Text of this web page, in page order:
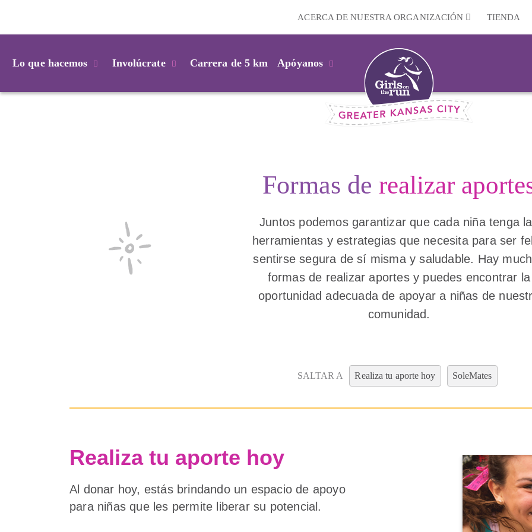
ACERCA DE NUESTRA ORGANIZACIÓN TIENDA
Lo que hacemos Involúcrate Carrera de 5 km Apóyanos
Formas de realizar
Juntos podemos garantizar que cada niña tenga
herramientas y estrategias que necesita para ser
sentirse segura de sí misma y saludable. Hay
formas de realizar aportes y puedes encontrar la
oportunidad adecuada de apoyar a niñas de
comunidad.
SALTAR A Realiza tu aporte hoy SoleMates
Realiza tu aporte hoy
Al donar hoy, estás brindando un espacio de apoyo
para niñas que les permite liberar su potencial.